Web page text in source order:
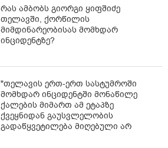
რას ამბობს გიორგი ყიფშიძე
თელავში, ქორწილის
მიმდინარეობისას მომხდარ
ინციდენტზე?
"თელავის ერთ-ერთ სასტუმროში
მომხდარ ინციდენტში მონაწილე
ქალების მიმართ ამ ეტაპზე
ქვეყნიდან გაუსვლელობის
გადაწყვეტილება მიღებული არ